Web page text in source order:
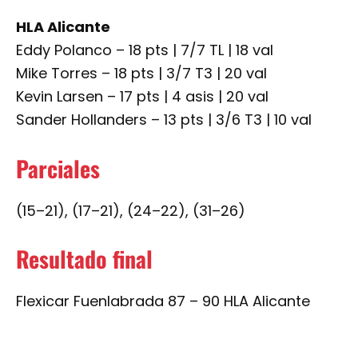
HLA Alicante
Eddy Polanco – 18 pts | 7/7 TL | 18 val
Mike Torres – 18 pts | 3/7 T3 | 20 val
Kevin Larsen – 17 pts | 4 asis | 20 val
Sander Hollanders – 13 pts | 3/6 T3 | 10 val
Parciales
(15–21), (17–21), (24–22), (31–26)
Resultado final
Flexicar Fuenlabrada 87 – 90 HLA Alicante